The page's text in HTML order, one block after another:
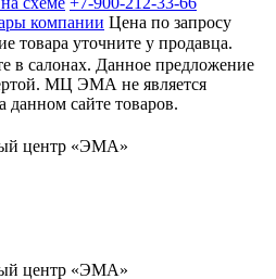
компании Цена по запросу
товара уточните у продавца.
в салонах. Данное предложение
МЦ ЭМА не является
сайте товаров.